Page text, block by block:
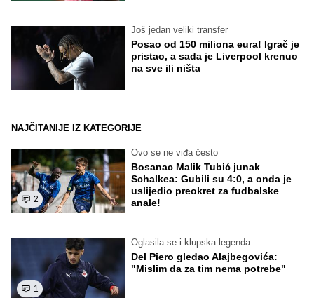
Još jedan veliki transfer
Posao od 150 miliona eura! Igrač je
pristao, a sada je Liverpool krenuo
na sve ili ništa
NAJČITANIJE IZ KATEGORIJE
2
Ovo se ne viđa često
Bosanac Malik Tubić junak
Schalkea: Gubili su 4:0, a onda je
uslijedio preokret za fudbalske
anale!
1
Oglasila se i klupska legenda
Del Piero gledao Alajbegovića:
"Mislim da za tim nema potrebe"